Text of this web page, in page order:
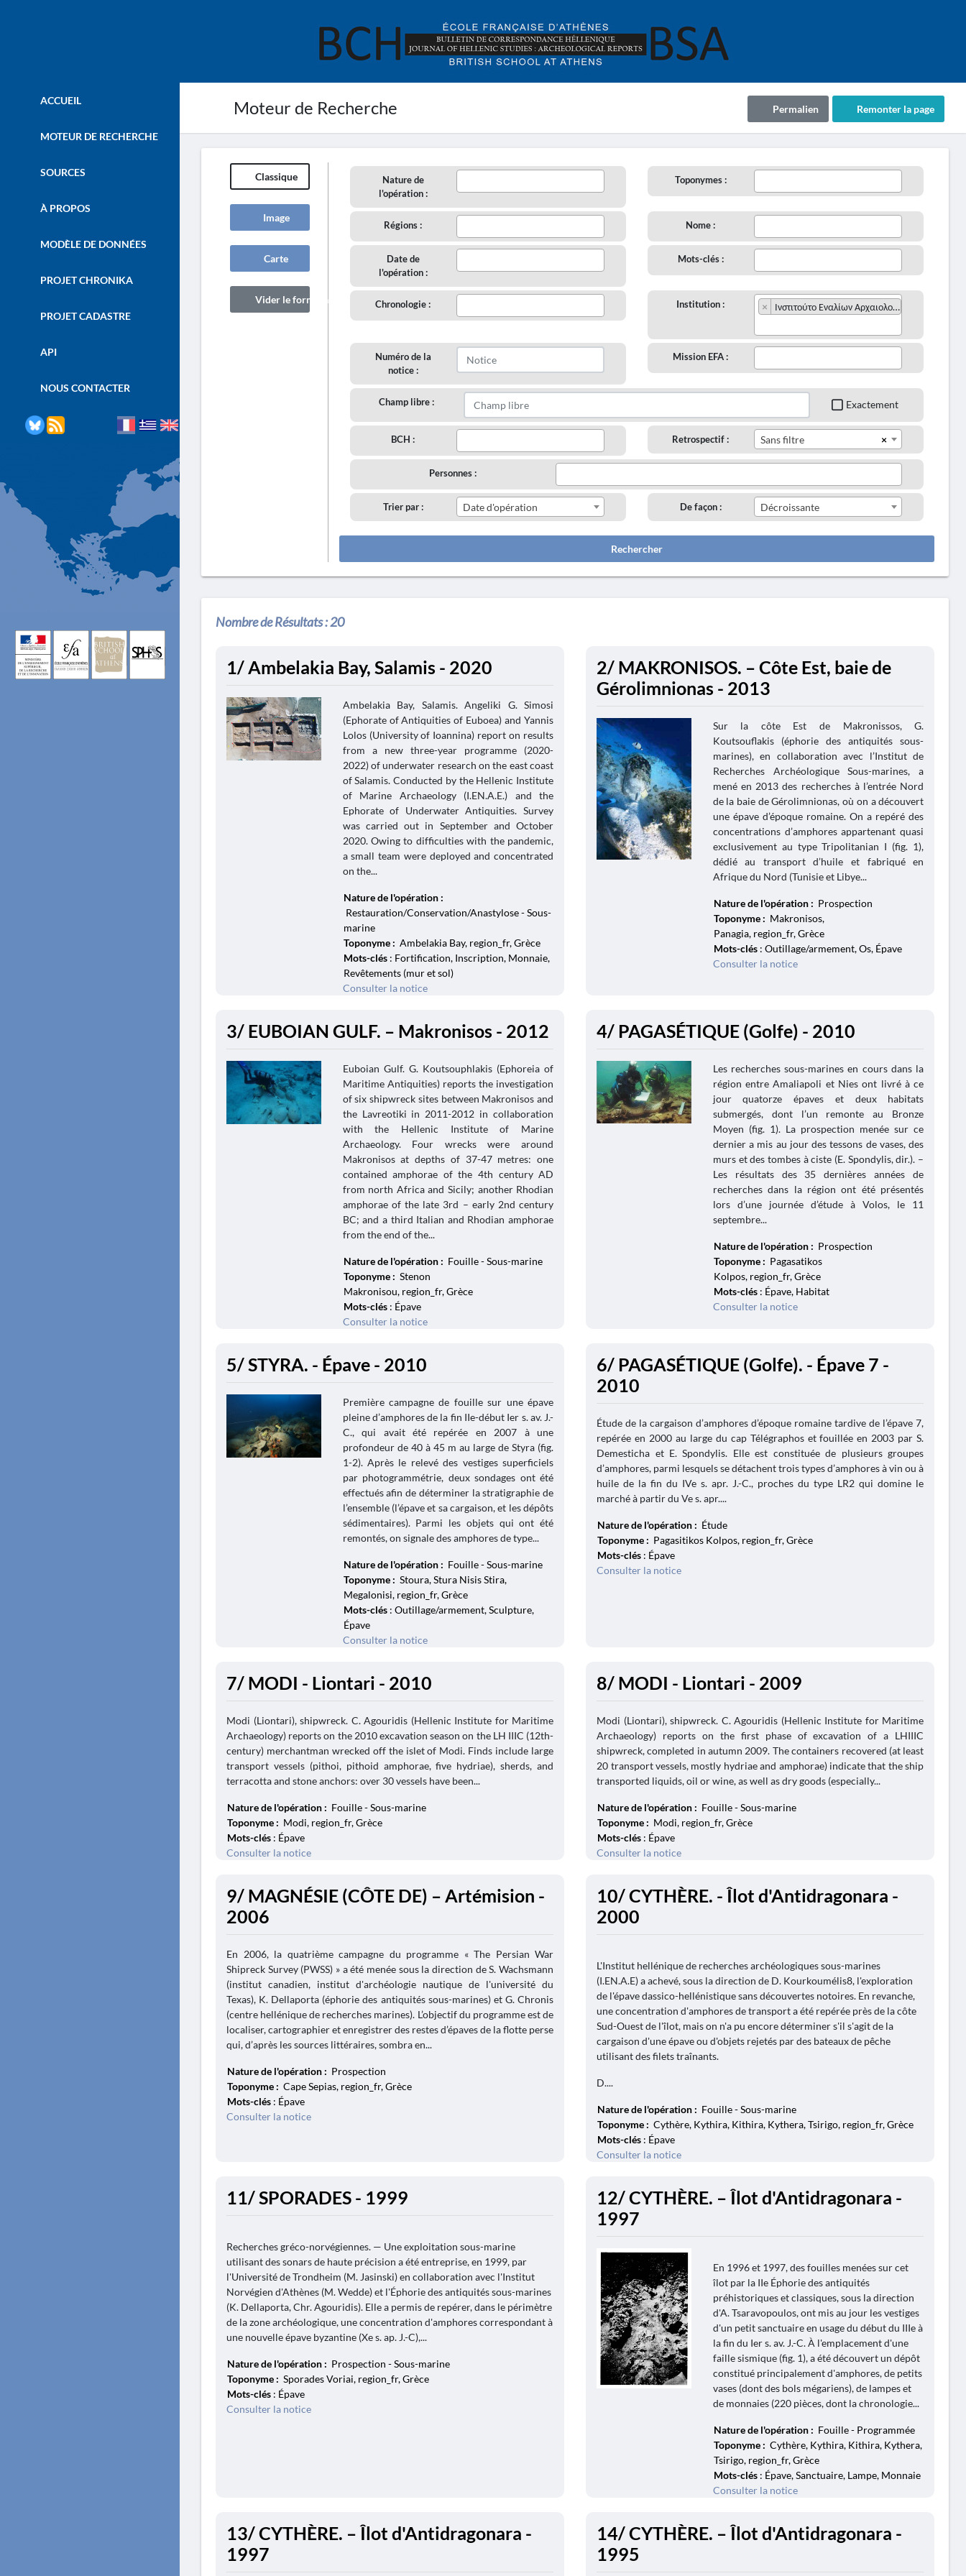
Moteur de Recherche Remonter la page
Permalien
ACCUEIL
MOTEUR DE RECHERCHE
SOURCES
À PROPOS
MODÈLE DE DONNÉES
PROJET CHRONIKA
PROJET CADASTRE
API
NOUS CONTACTER
Classique
Image
Carte
Vider le formulaire
Nature de
l'opération :
Toponymes :
Régions : Nome :
Date de
l'opération :
Mots-clés :
Chronologie : Institution : × Ινστιτούτο Εναλίων Αρχαιολογικών Ερευνών (Ι.ΕΝ.Α.Ε.)
Numéro de la
notice :
Mission EFA :
Champ libre : Exactement
BCH : Retrospectif : ×
Sans filtre
Personnes :
Trier par : Date d'opération De façon : Décroissante
Rechercher
Nombre de Résultats :20
1/ Ambelakia Bay, Salamis - 2020
Ambelakia Bay, Salamis. Angeliki G. Simosi
(Ephorate of Antiquities of Euboea) and Yannis
Lolos (University of Ioannina) report on results
from a new three-year programme (2020-
2022) of underwater research on the east coast
of Salamis. Conducted by the Hellenic Institute
of Marine Archaeology (I.EN.A.E.) and the
Ephorate of Underwater Antiquities. Survey
was carried out in September and October
2020. Owing to difficulties with the pandemic,
a small team were deployed and concentrated
on the...
Nature de l'opération :
Restauration/Conservation/Anastylose - Sous-
marine
Toponyme : Ambelakia Bay, region_fr, Grèce
Mots-clés: Fortification, Inscription, Monnaie,
Revêtements (mur et sol)
Consulter la notice
2/ MAKRONISOS. – Côte Est, baie de
Gérolimnionas - 2013
Sur la côte Est de Makronissos, G.
Koutsouflakis (éphorie des antiquités sous-
marines), en collaboration avec l’Institut de
Recherches Archéologique Sous-marines, a
mené en 2013 des recherches à l’entrée Nord
de la baie de Gérolimnionas, où on a découvert
une épave d’époque romaine. On a repéré des
concentrations d’amphores appartenant quasi
exclusivement au type Tripolitanian I (fig. 1),
dédié au transport d’huile et fabriqué en
Afrique du Nord (Tunisie et Libye...
Nature de l'opération : Prospection
Toponyme : Makronisos,
Panagia, region_fr, Grèce
Mots-clés: Outillage/armement, Os, Épave
Consulter la notice
3/ EUBOIAN GULF. – Makronisos - 2012
Euboian Gulf. G. Koutsouphlakis (Ephoreia of
Maritime Antiquities) reports the investigation
of six shipwreck sites between Makronisos and
the Lavreotiki in 2011-2012 in collaboration
with the Hellenic Institute of Marine
Archaeology. Four wrecks were around
Makronisos at depths of 37-47 metres: one
contained amphorae of the 4th century AD
from north Africa and Sicily; another Rhodian
amphorae of the late 3rd – early 2nd century
BC; and a third Italian and Rhodian amphorae
from the end of the...
Nature de l'opération : Fouille - Sous-marine
Toponyme : Stenon
Makronisou, region_fr, Grèce
Mots-clés: Épave
Consulter la notice
4/ PAGASÉTIQUE (Golfe) - 2010
Les recherches sous-marines en cours dans la
région entre Amaliapoli et Nies ont livré à ce
jour quatorze épaves et deux habitats
submergés, dont l’un remonte au Bronze
Moyen (fig. 1). La prospection menée sur ce
dernier a mis au jour des tessons de vases, des
murs et des tombes à ciste (E. Spondylis, dir.). –
Les résultats des 35 dernières années de
recherches dans la région ont été présentés
lors d’une journée d’étude à Volos, le 11
septembre...
Nature de l'opération : Prospection
Toponyme : Pagasatikos
Kolpos, region_fr, Grèce
Mots-clés: Épave, Habitat
Consulter la notice
5/ STYRA. - Épave - 2010
Première campagne de fouille sur une épave
pleine d’amphores de la fin IIe-début Ier s. av. J.-
C., qui avait été repérée en 2007 à une
profondeur de 40 à 45 m au large de Styra (fig.
1-2). Après le relevé des vestiges superficiels
par photogrammétrie, deux sondages ont été
effectués afin de déterminer la stratigraphie de
l’ensemble (l’épave et sa cargaison, et les dépôts
sédimentaires). Parmi les objets qui ont été
remontés, on signale des amphores de type...
Nature de l'opération : Fouille - Sous-marine
Toponyme : Stoura, Stura Nisis Stira,
Megalonisi, region_fr, Grèce
Mots-clés: Outillage/armement, Sculpture,
Épave
Consulter la notice
6/ PAGASÉTIQUE (Golfe). - Épave 7 -
2010
Étude de la cargaison d’amphores d’époque romaine tardive de l’épave 7,
repérée en 2000 au large du cap Télégraphos et fouillée en 2003 par S.
Demesticha et E. Spondylis. Elle est constituée de plusieurs groupes
d’amphores, parmi lesquels se détachent trois types d’amphores à vin ou à
huile de la fin du IVe s. apr. J.-C., proches du type LR2 qui domine le
marché à partir du Ve s. apr....
Nature de l'opération : Étude
Toponyme : Pagasitikos Kolpos, region_fr, Grèce
Mots-clés : Épave
Consulter la notice
7/ MODI - Liontari - 2010
Modi (Liontari), shipwreck. C. Agouridis (Hellenic Institute for Maritime
Archaeology) reports on the 2010 excavation season on the LH IIIC (12th-
century) merchantman wrecked off the islet of Modi. Finds include large
transport vessels (pithoi, pithoid amphorae, five hydriae), sherds, and
terracotta and stone anchors: over 30 vessels have been...
Nature de l'opération : Fouille - Sous-marine
Toponyme : Modi, region_fr, Grèce
Mots-clés : Épave
Consulter la notice
8/ MODI - Liontari - 2009
Modi (Liontari), shipwreck. C. Agouridis (Hellenic Institute for Maritime
Archaeology) reports on the first phase of excavation of a LHIIIC
shipwreck, completed in autumn 2009. The containers recovered (at least
20 transport vessels, mostly hydriae and amphorae) indicate that the ship
transported liquids, oil or wine, as well as dry goods (especially...
Nature de l'opération : Fouille - Sous-marine
Toponyme : Modi, region_fr, Grèce
Mots-clés : Épave
Consulter la notice
9/ MAGNÉSIE (CÔTE DE) – Artémision -
2006
En 2006, la quatrième campagne du programme « The Persian War
Shipreck Survey (PWSS) » a été menée sous la direction de S. Wachsmann
(institut canadien, institut d'archéologie nautique de l'université du
Texas), K. Dellaporta (éphorie des antiquités sous-marines) et G. Chronis
(centre hellénique de recherches marines). L’objectif du programme est de
localiser, cartographier et enregistrer des restes d’épaves de la flotte perse
qui, d’après les sources littéraires, sombra en...
Nature de l'opération : Prospection
Toponyme : Cape Sepias, region_fr, Grèce
Mots-clés : Épave
Consulter la notice
10/ CYTHÈRE. - Îlot d'Antidragonara -
2000
L'Institut hellénique de recherches archéologiques sous-marines
(I.EN.A.E) a achevé, sous la direction de D. Kourkoumélis8, l'exploration
de l'épave dassico-hellénistique sans découvertes notoires. En revanche,
une concentration d'amphores de transport a été repérée près de la côte
Sud-Ouest de l'îlot, mais on n'a pu encore déterminer s'il s'agit de la
cargaison d'une épave ou d'objets rejetés par des bateaux de pêche
utilisant des filets traînants.
D....
Nature de l'opération : Fouille - Sous-marine
Toponyme : Cythère, Kythira, Kithira, Kythera, Tsirigo, region_fr, Grèce
Mots-clés : Épave
Consulter la notice
11/ SPORADES - 1999
Recherches gréco-norvégiennes. — Une exploitation sous-marine
utilisant des sonars de haute précision a été entreprise, en 1999, par
l'Université de Trondheim (M. Jasinski) en collaboration avec l'Institut
Norvégien d'Athènes (M. Wedde) et l'Éphorie des antiquités sous-marines
(K. Dellaporta, Chr. Agouridis). Elle a permis de repérer, dans le périmètre
de la zone archéologique, une concentration d'amphores correspondant à
une nouvelle épave byzantine (Xe s. ap. J.-C),...
Nature de l'opération : Prospection - Sous-marine
Toponyme : Sporades Voriai, region_fr, Grèce
Mots-clés : Épave
Consulter la notice
12/ CYTHÈRE. – Îlot d'Antidragonara -
1997
En 1996 et 1997, des fouilles menées sur cet
îlot par la IIe Éphorie des antiquités
préhistoriques et classiques, sous la direction
d'A. Tsaravopoulos, ont mis au jour les vestiges
d'un petit sanctuaire en usage du début du IIIe à
la fin du Ier s. av. J.-C. À l'emplacement d'une
faille sismique (fig. 1), a été découvert un dépôt
constitué principalement d'amphores, de petits
vases (dont des bols mégariens), de lampes et
de monnaies (220 pièces, dont la chronologie...
Nature de l'opération : Fouille - Programmée
Toponyme : Cythère, Kythira, Kithira, Kythera,
Tsirigo, region_fr, Grèce
Mots-clés: Épave, Sanctuaire, Lampe, Monnaie
Consulter la notice
13/ CYTHÈRE. – Îlot d'Antidragonara -
1997
14/ CYTHÈRE. – Îlot d'Antidragonara -
1995